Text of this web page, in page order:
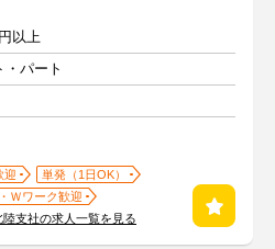
以上
・パート
迎
単発（1日OK）
Ｗワーク歓迎
支社の求人一覧を見る